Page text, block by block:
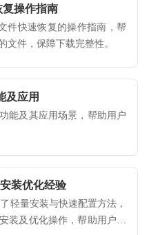
复操作指南
件快速恢复的操作指南，帮
文件，保障下载完整性。
及应用
能及其应用场景，帮助用户
装优化经验
轻量安装与快速配置方法，
装及优化操作，帮助用户提